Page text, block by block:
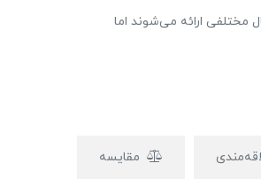
مختلفی ارائه می‌شوند اما
مقایسه